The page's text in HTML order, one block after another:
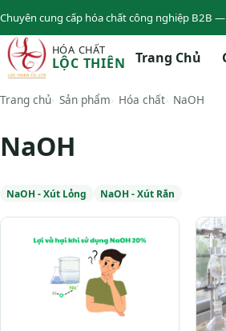
Chuyên cung cấp hóa chất công nghiệp B2B
HÓA CHẤT
LỘC THIÊN Trang Chủ
Trang chủ Sản phẩm Hóa chất NaOH
NaOH
NaOH - Xút Lỏng NaOH - Xút Rắn